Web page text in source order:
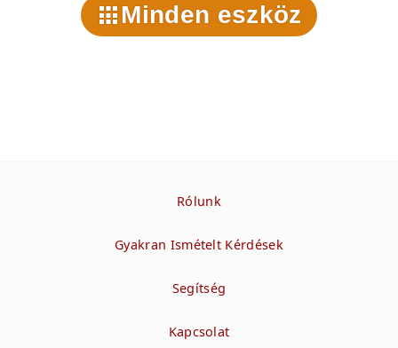
Minden eszköz
Rólunk
Gyakran Ismételt Kérdések
Segítség
Kapcsolat